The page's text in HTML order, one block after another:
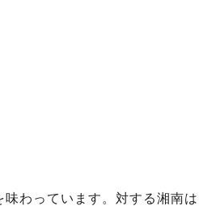
わっています。対する湘南は